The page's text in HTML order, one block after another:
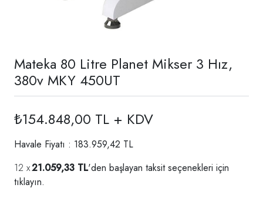
Mateka 80 Litre Planet Mikser 3 Hız,
380v MKY 450UT
₺154.848,00 TL + KDV
Havale Fiyatı : 183.959,42 TL
21.059,33 TL'den başlayan taksit seçenekleri için
tıklayın.